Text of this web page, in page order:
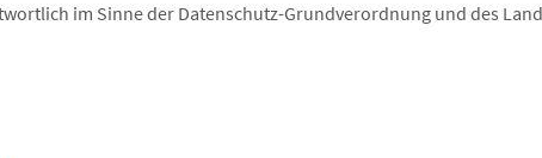
im Sinne der Datenschutz-Grundverordnung und des